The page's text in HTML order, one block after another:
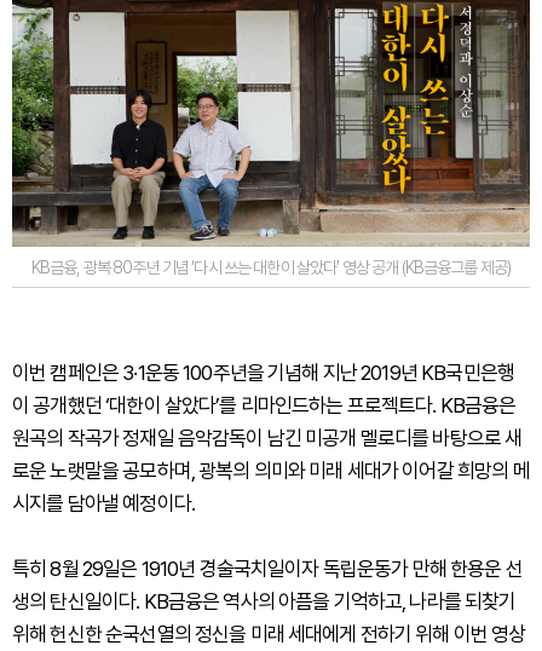
KB금융, 광복 80주년 기념 ‘다시 쓰는 대한이 살았다’ 영상 공개 (KB금융그룹 제공)
이번 캠페인은 3·1운동 100주년을 기념해 지난 2019년 KB국민은행
이 공개했던 ‘대한이 살았다’를 리마인드하는 프로젝트다. KB금융은
원곡의 작곡가 정재일 음악감독이 남긴 미공개 멜로디를 바탕으로 새
로운 노랫말을 공모하며, 광복의 의미와 미래 세대가 이어갈 희망의 메
시지를 담아낼 예정이다.
특히 8월 29일은 1910년 경술국치일이자 독립운동가 만해 한용운 선
생의 탄신일이다. KB금융은 역사의 아픔을 기억하고, 나라를 되찾기
위해 헌신한 순국선열의 정신을 미래 세대에게 전하기 위해 이번 영상